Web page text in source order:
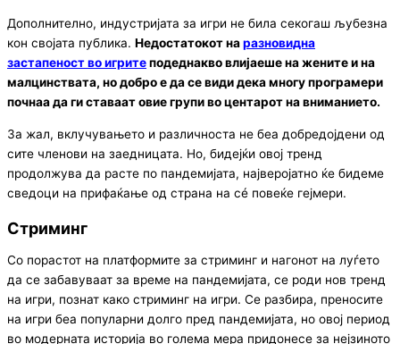
Дополнително, индустријата за игри не била секогаш љубезна
кон својата публика. Недостатокот наразновидна
застапеност во игритеподеднакво влијаеше на жените и на
малцинствата, но добро е да се види дека многу програмери
почнаа да ги ставаат овие групи во центарот на вниманието.
За жал, вклучувањето и различноста не беа добредојдени од
сите членови на заедницата. Но, бидејќи овој тренд
продолжува да расте по пандемијата, најверојатно ќе бидеме
сведоци на прифаќање од страна на сé повеќе гејмери.
Стриминг
Со порастот на платформите за стриминг и нагонот на луѓето
да се забавуваат за време на пандемијата, се роди нов тренд
на игри, познат како стриминг на игри. Се разбира, преносите
на игри беа популарни долго пред пандемијата, но овој период
во модерната историја во голема мера придонесе за нејзиното